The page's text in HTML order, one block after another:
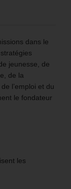
dans le
jeunesse, de
de la
l’emploi et du
le fondateur
les